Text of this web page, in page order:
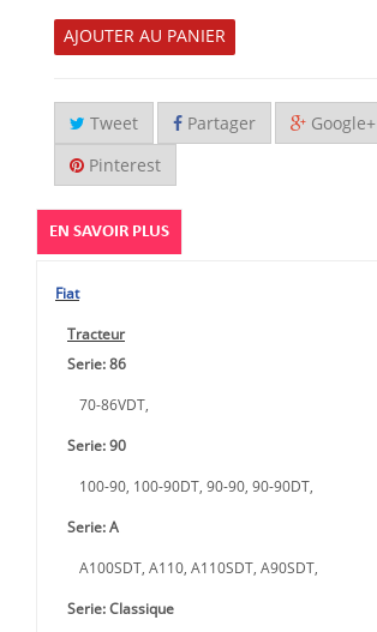
AJOUTER AU PANIER
Tweet Partager Google+
Pinterest
EN SAVOIR PLUS
Fiat
Tracteur
Serie: 86
70-86VDT,
Serie: 90
100-90, 100-90DT, 90-90, 90-90DT,
Serie: A
A100SDT, A110, A110SDT, A90SDT,
Serie: Classique